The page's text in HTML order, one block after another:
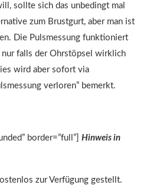
sollte sich das unbedingt mal
zum Brustgurt, aber man ist
Die Pulsmessung funktioniert
falls der Ohrstöpsel wirklich
wird aber sofort via
verloren” bemerkt.
border=”full”] Hinweis in
zur Verfügung gestellt.